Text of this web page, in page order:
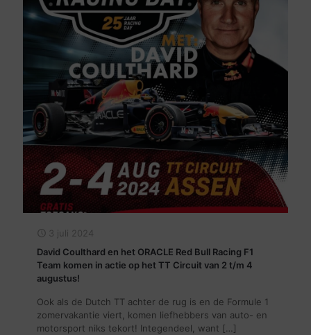
3 juli 2024
David Coulthard en het ORACLE Red Bull Racing F1
Team komen in actie op het TT Circuit van 2 t/m 4
augustus!
Ook als de Dutch TT achter de rug is en de Formule 1
zomervakantie viert, komen liefhebbers van auto- en
motorsport niks tekort! Integendeel, want […]